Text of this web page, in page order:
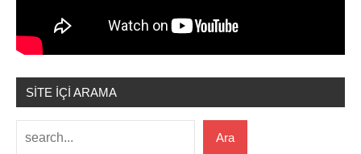
SİTE İÇİ ARAMA
Ara